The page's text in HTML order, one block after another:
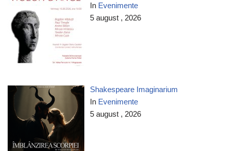
In Evenimente
5 august , 2026
Shakespeare Imaginarium
In Evenimente
5 august , 2026